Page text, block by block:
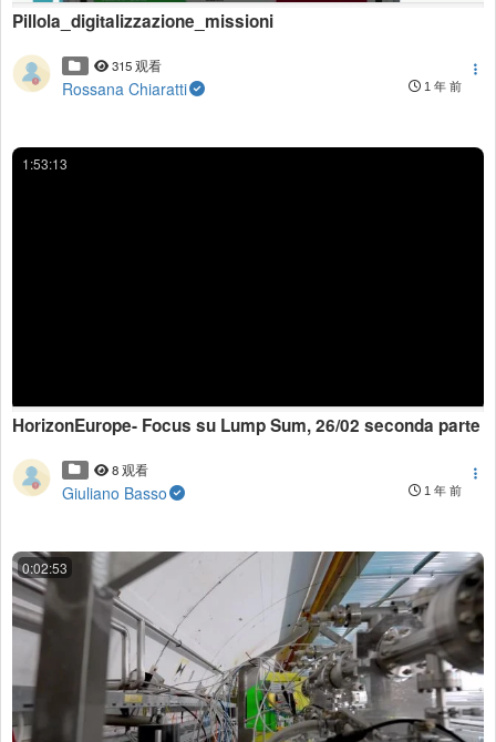
Pillola_digitalizzazione_missioni
315 观看
Rossana Chiaratti 1 年 前
1:53:13
HorizonEurope- Focus su Lump Sum, 26/02 seconda parte
8 观看
Giuliano Basso 1 年 前
0:02:53